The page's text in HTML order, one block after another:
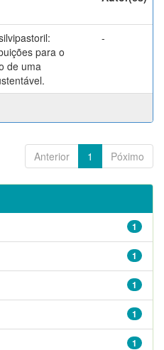
para o
de uma
-
Anterior 1 Póximo
1
1
1
1
1